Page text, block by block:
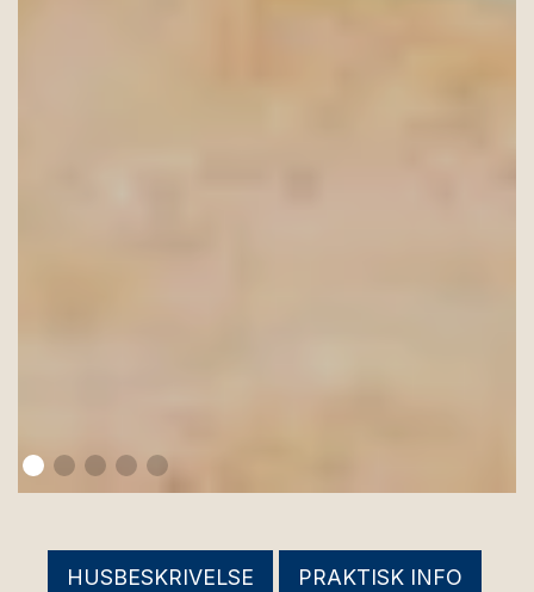
HUSBESKRIVELSE PRAKTISK INFO